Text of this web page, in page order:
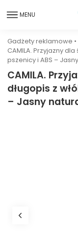
MENU
Gadżety reklamowe •
CAMILA. Przyjazny
pszenicy i ABS –
CAMILA.
długopis z
– Jasny